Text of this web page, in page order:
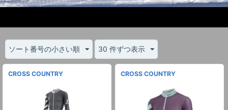
ソート番号の小さい順 30 件ずつ表示
CROSS COUNTRY CROSS COUNTRY